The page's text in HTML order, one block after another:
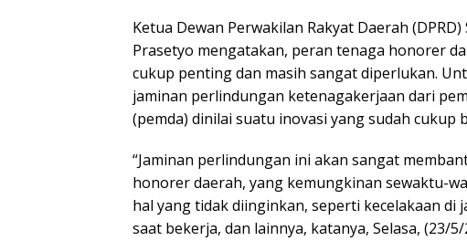
Ketua Dewan Perwakilan Rakyat Daerah
Prasetyo mengatakan, peran tenaga honorer
cukup penting dan masih sangat diperlukan.
jaminan perlindungan ketenagakerjaan dari
(pemda) dinilai suatu inovasi yang sudah cukup
“Jaminan perlindungan ini akan sangat
honorer daerah, yang kemungkinan sewaktu-
hal yang tidak diinginkan, seperti kecelakaan di
saat bekerja, dan lainnya, katanya, Selasa, (23/5/